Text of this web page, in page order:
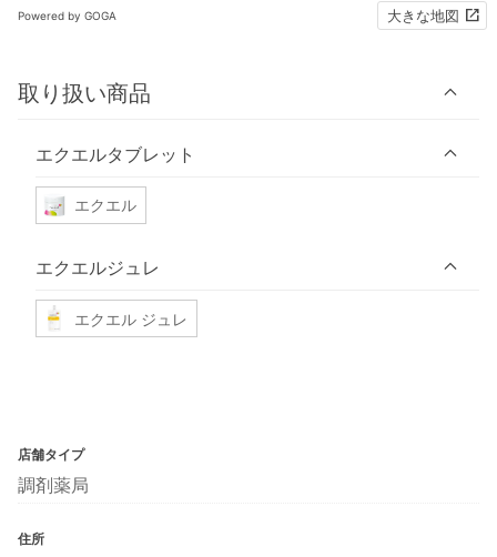
Powered by GOGA 大きな地図
取り扱い商品
エクエルタブレット
エクエル
エクエルジュレ
エクエル ジュレ
店舗タイプ
調剤薬局
住所